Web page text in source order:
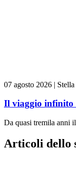
07 agosto 2026 |
Il viaggio infinito
Da quasi tremila anni
Articoli dello